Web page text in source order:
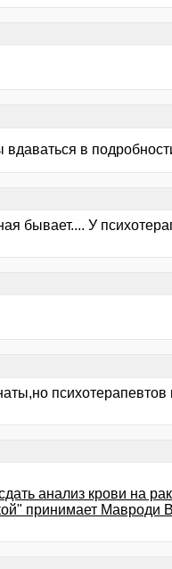
вдаваться в
бывает.... У
анализ крови на
принимает Мавроди